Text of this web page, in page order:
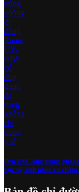
Đèn UVC khử trùng
vực vệ sinh phục vụ